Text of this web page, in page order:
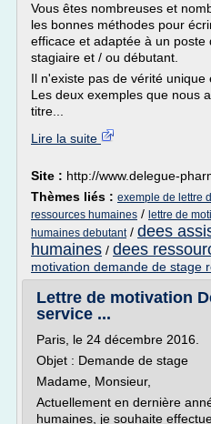
Vous êtes nombreuses et
les bonnes méthodes pour
efficace et adaptée à un
stagiaire et / ou débutant.
Il n'existe pas de vérité unique
Les deux exemples que nous
titre...
Lire la suite
Site : http://www.delegue-
Thèmes liés : exemple de lettre
ressources humaines / lettre de
humaines debutant/ dees
humaines / dees
motivation demande de stage
Lettre de motivation
service ...
Paris, le 24 décembre 2016.
Objet : Demande de stage
Madame, Monsieur,
Actuellement en dernière
humaines, je souhaite